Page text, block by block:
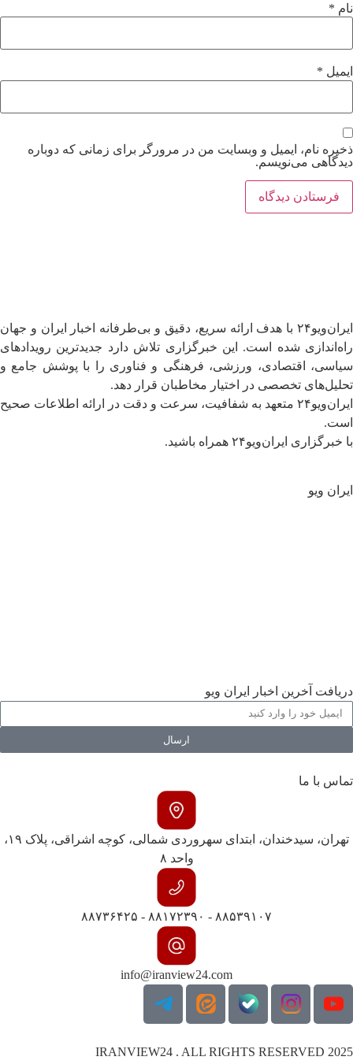
نام *
ایمیل *
ذخیره نام، ایمیل و وبسایت من در مرورگر برای زمانی که دوباره
دیدگاهی می‌نویسم.
ایران‌ویو۲۴ با هدف ارائه سریع، دقیق و بی‌طرفانه اخبار ایران و جهان
راه‌اندازی شده است. این خبرگزاری تلاش دارد جدیدترین رویدادهای
سیاسی، اقتصادی، ورزشی، فرهنگی و فناوری را با پوشش جامع و
تحلیل‌های تخصصی در اختیار مخاطبان قرار دهد.
ایران‌ویو۲۴ متعهد به شفافیت، سرعت و دقت در ارائه اطلاعات صحیح
است.
با خبرگزاری ایران‌ویو۲۴ همراه باشید.
ایران ویو
دریافت آخرین اخبار ایران ویو
ارسال
تماس با ما
تهران، سیدخندان، ابتدای سهروردی شمالی، کوچه اشراقی، پلاک ۱۹،
واحد ۸
۸۸۵۳۹۱۰۷ - ۸۸۱۷۲۳۹۰ - ۸۸۷۳۶۴۲۵
info@iranview24.com
IRANVIEW24 . ALL RIGHTS RESERVED 2025